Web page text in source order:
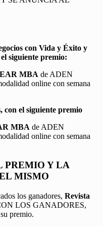
con Vida y Éxito y
siguiente premio:
MBA de ADEN
online con semana
con el siguiente premio
MBA de ADEN
online con semana
PREMIO Y LA
MISMO
los ganadores, Revista
LOS GANADORES,
premio.